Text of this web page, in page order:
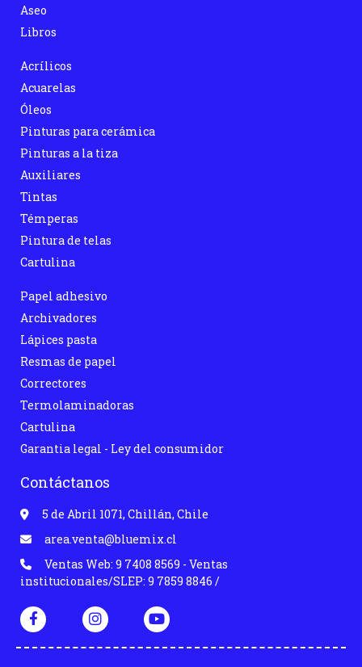
Aseo
Libros
Acrílicos
Acuarelas
Óleos
Pinturas para cerámica
Pinturas a la tiza
Auxiliares
Tintas
Témperas
Pintura de telas
Cartulina
Papel adhesivo
Archivadores
Lápices pasta
Resmas de papel
Correctores
Termolaminadoras
Cartulina
Garantia legal - Ley del consumidor
Contáctanos
5 de Abril 1071, Chillán, Chile
area.venta@bluemix.cl
Ventas Web: 9 7408 8569 - Ventas
institucionales/SLEP: 9 7859 8846 /